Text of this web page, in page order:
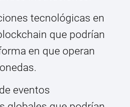
tecnológicas en
que podrían
en que operan
eventos